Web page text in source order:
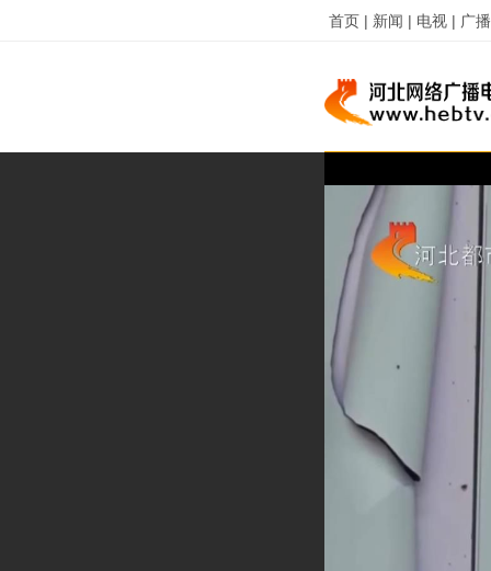
首页 | 新闻 | 电视 | 广